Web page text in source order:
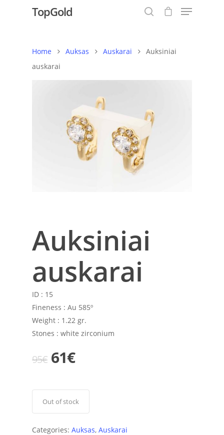
Hit enter to search or ESC to close
TopGold
Home Auksas Auskarai
Auksiniai
auskarai
Auksiniai
auskarai
ID : 15
Fineness : Au 585º
Weight : 1.22 gr.
Stones : white zirconium
95€ Original
was:
95€.
61€Current
is:
61€.
Out of stock
Categories: Auksas, Auskarai